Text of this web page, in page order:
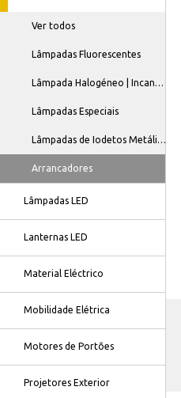
Ver todos
Lâmpadas Fluorescentes
Lâmpada Halogéneo | Incandescente
Lâmpadas Especiais
Lâmpadas de Iodetos Metálicos
Arrancadores
Lâmpadas LED
Lanternas LED
Material Eléctrico
Mobilidade Elétrica
Motores de Portões
Projetores Exterior